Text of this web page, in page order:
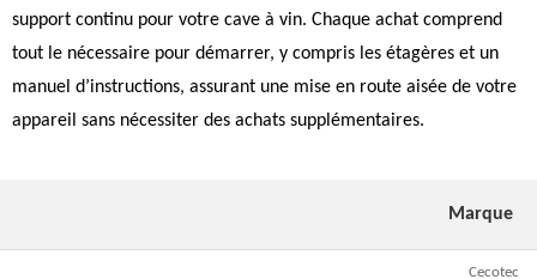
support continu pour votre cave à vin. Chaque achat comprend
tout le nécessaire pour démarrer, y compris les étagères et un
manuel d’instructions, assurant une mise en route aisée de votre
appareil sans nécessiter des achats supplémentaires.
Marque
Cecotec